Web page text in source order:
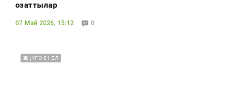
озаттылар
07 Май 2026, 15:12 0
ҖИҢҮГӘ 81 ЕЛ